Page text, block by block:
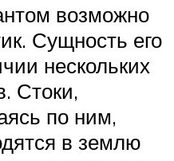
возможно
Сущность его
нескольких
Стоки,
по ним,
в землю